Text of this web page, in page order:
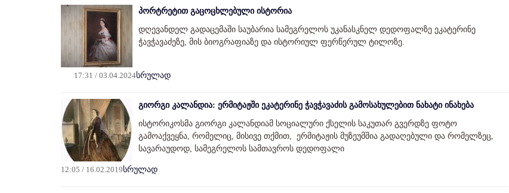
პორტრეტით გაცოცხლებული ისტორია
დღევანდელ გადაცემაში საუბარია სამეგრელოს უკანასკნელ დედოფალზე ეკატერინე
ჭავჭავაძეზე, მის ბიოგრაფიაზე და ისტორიულ ფერწერულ ტილოზე.
17:31 / 03.04.2024სრულად
გიორგი კალანდია: ერმიტაჟში ეკატერინე ჭავჭავაძის გამოსახულებით ნახატი ინახება
ისტორიკოსმა გიორგი კალანდიამ სოციალური ქსელის საკუთარ გვერდზე ფოტო
გამოაქვეყნა, რომელიც, მისივე თქმით, ერმიტაჟის მუზეუმშია გადაღებული და რომელზეც,
სავარაუდოდ, სამეგრელოს სამთავროს დედოფალი
12:05 / 16.02.2019სრულად